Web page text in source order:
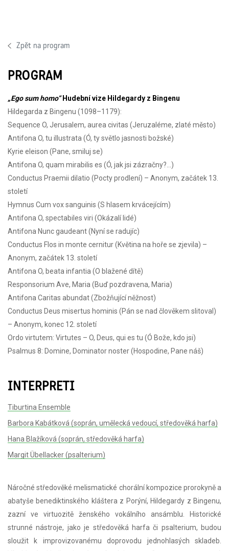
Zpět na program
PROGRAM
„Ego sum homo“Hudební vize Hildegardy z Bingenu
Hildegarda z Bingenu (1098–1179):
Sequence O, Jerusalem, aurea civitas (Jeruzaléme, zlaté město)
Antifona O, tu illustrata (Ó, ty světlo jasnosti božské)
Kyrie eleison (Pane, smiluj se)
Antifona O, quam mirabilis es (Ó, jak jsi zázračny?…)
Conductus Praemii dilatio (Pocty prodlení) – Anonym, začátek 13.
století
Hymnus Cum vox sanguinis (S hlasem krvácejícím)
Antifona O, spectabiles viri (Okázalí lidé)
Antifona Nunc gaudeant (Nyní se radujíc)
Conductus Flos in monte cernitur (Květina na hoře se zjevila) –
Anonym, začátek 13. století
Antifona O, beata infantia (O blažené dítě)
Responsorium Ave, Maria (Buď pozdravena, Maria)
Antifona Caritas abundat (Zbožňující něžnost)
Conductus Deus misertus hominis (Pán se nad člověkem slitoval)
– Anonym, konec 12. století
Ordo virtutem: Virtutes – O, Deus, qui es tu (Ó Bože, kdo jsi)
Psalmus 8: Domine, Dominator noster (Hospodine, Pane náš)
INTERPRETI
Tiburtina Ensemble
Barbora Kabátková (soprán, umělecká vedoucí, středověká harfa)
Hana Blažíková (soprán, středověká harfa)
Margit Übellacker (psalterium)
Náročné středověké melismatické chorální kompozice prorokyně a
abatyše benediktinského kláštera z Porýní, Hildegardy z Bingenu,
zazní ve virtuozitě ženského vokálního ansámblu. Historické
strunné nástroje, jako je středověká harfa či psalterium, budou
sloužit k improvizovanému doprovodu jednohlasých skladeb.